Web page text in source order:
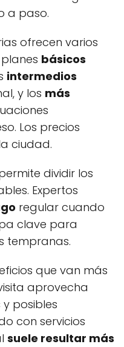
a paso.
ofrecen varios
básicos
intermedios
y los más
Los precios
ciudad.
dividir los
Expertos
regular cuando
clave para
tempranas.
que van más
aprovecha
posibles
con servicios
suele resultar más